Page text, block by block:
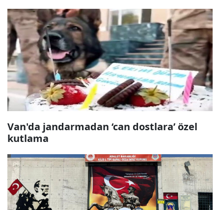
Van'da jandarmadan ‘can dostlara’ özel
kutlama